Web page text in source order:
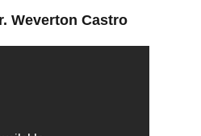
Weverton Castro